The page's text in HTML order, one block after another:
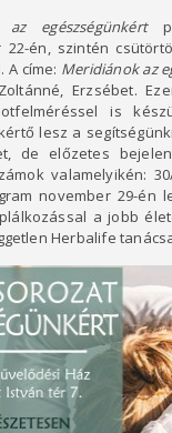
az egészségünkért
22-én, szintén
címe: Meridiánok az
Erzsébet.
is
lesz a
de előzetes
valamelyikén: 30/
november 29-én
a jobb
Herbalife